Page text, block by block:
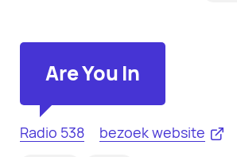
Are You In
Radio 538 bezoek website